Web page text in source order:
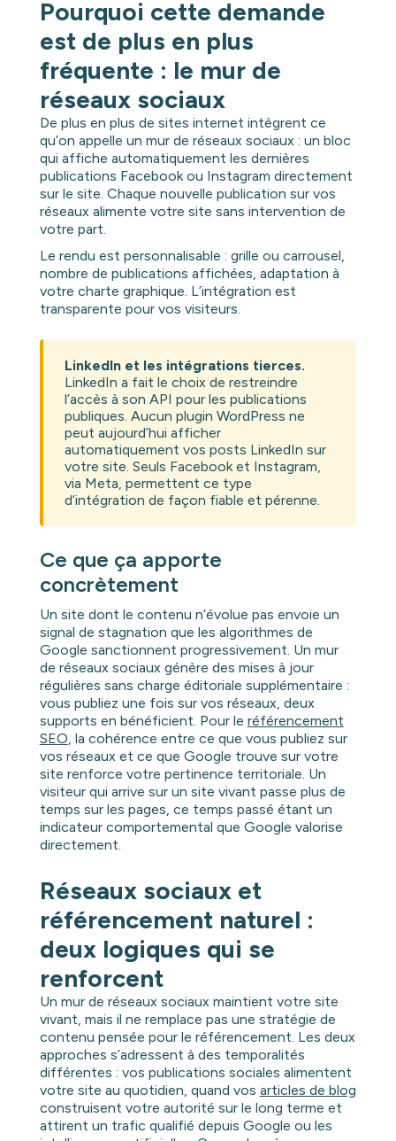
Pourquoi cette demande
est de plus en plus
fréquente : le mur de
réseaux sociaux
De plus en plus de sites internet intègrent ce
qu’on appelle un mur de réseaux sociaux : un bloc
qui affiche automatiquement les dernières
publications Facebook ou Instagram directement
sur le site. Chaque nouvelle publication sur vos
réseaux alimente votre site sans intervention de
votre part.
Le rendu est personnalisable : grille ou carrousel,
nombre de publications affichées, adaptation à
votre charte graphique. L’intégration est
transparente pour vos visiteurs.
LinkedIn et les intégrations tierces.
LinkedIn a fait le choix de restreindre
l’accès à son API pour les publications
publiques. Aucun plugin WordPress ne
peut aujourd’hui afficher
automatiquement vos posts LinkedIn sur
votre site. Seuls Facebook et Instagram,
via Meta, permettent ce type
d’intégration de façon fiable et pérenne.
Ce que ça apporte
concrètement
Un site dont le contenu n’évolue pas envoie un
signal de stagnation que les algorithmes de
Google sanctionnent progressivement. Un mur
de réseaux sociaux génère des mises à jour
régulières sans charge éditoriale supplémentaire :
vous publiez une fois sur vos réseaux, deux
supports en bénéficient. Pour le référencement
SEO , la cohérence entre ce que vous publiez sur
vos réseaux et ce que Google trouve sur votre
site renforce votre pertinence territoriale. Un
visiteur qui arrive sur un site vivant passe plus de
temps sur les pages, ce temps passé étant un
indicateur comportemental que Google valorise
directement.
Réseaux sociaux et
référencement naturel :
deux logiques qui se
renforcent
Un mur de réseaux sociaux maintient votre site
vivant, mais il ne remplace pas une stratégie de
contenu pensée pour le référencement. Les deux
approches s’adressent à des temporalités
différentes : vos publications sociales alimentent
votre site au quotidien, quand vos articles de blog
construisent votre autorité sur le long terme et
attirent un trafic qualifié depuis Google ou les